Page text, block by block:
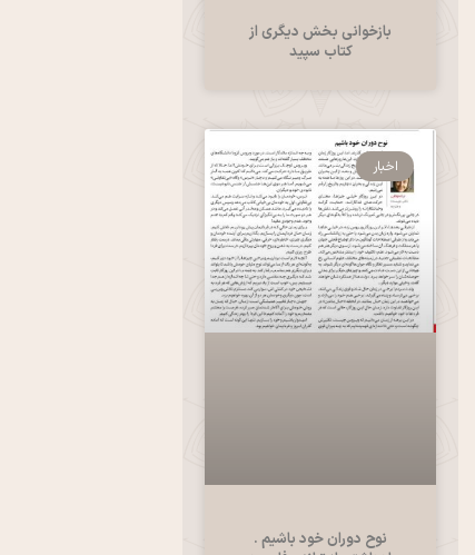
بازخوانی بخش دیگری از
کتاب سپید
اخبار
نوح دوران خود باشیم .